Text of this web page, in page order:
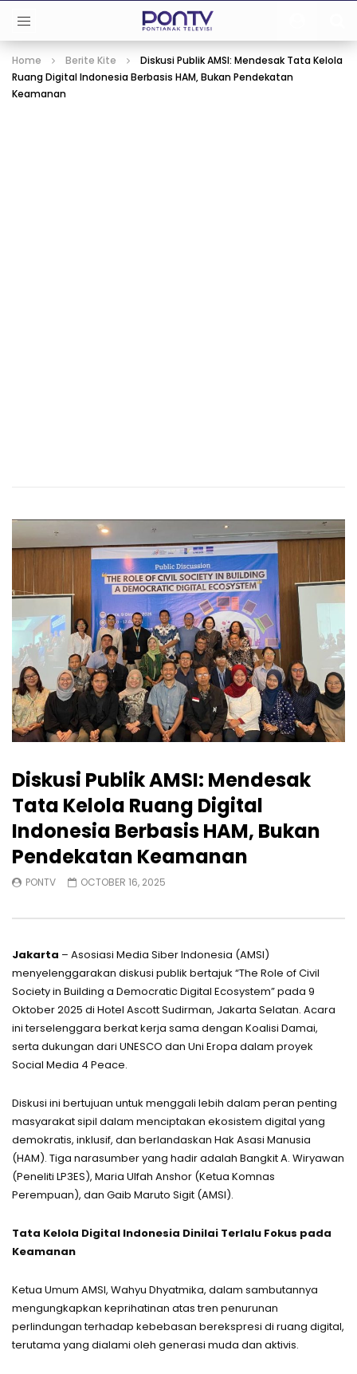
Home Berite Kite
Diskusi Publik AMSI: Mendesak Tata Kelola
Ruang Digital Indonesia Berbasis HAM, Bukan Pendekatan
Keamanan
Diskusi Publik AMSI: Mendesak
Tata Kelola Ruang Digital
Indonesia Berbasis HAM, Bukan
Pendekatan Keamanan
PONTV OCTOBER 16, 2025
Jakarta – Asosiasi Media Siber Indonesia (AMSI)
menyelenggarakan diskusi publik bertajuk “The Role of Civil
Society in Building a Democratic Digital Ecosystem” pada 9
Oktober 2025 di Hotel Ascott Sudirman, Jakarta Selatan. Acara
ini terselenggara berkat kerja sama dengan Koalisi Damai,
serta dukungan dari UNESCO dan Uni Eropa dalam proyek
Social Media 4 Peace.
Diskusi ini bertujuan untuk menggali lebih dalam peran penting
masyarakat sipil dalam menciptakan ekosistem digital yang
demokratis, inklusif, dan berlandaskan Hak Asasi Manusia
(HAM). Tiga narasumber yang hadir adalah Bangkit A. Wiryawan
(Peneliti LP3ES), Maria Ulfah Anshor (Ketua Komnas
Perempuan), dan Gaib Maruto Sigit (AMSI).
Tata Kelola Digital Indonesia Dinilai Terlalu Fokus pada
Keamanan
Ketua Umum AMSI, Wahyu Dhyatmika, dalam sambutannya
mengungkapkan keprihatinan atas tren penurunan
perlindungan terhadap kebebasan berekspresi di ruang digital,
terutama yang dialami oleh generasi muda dan aktivis.